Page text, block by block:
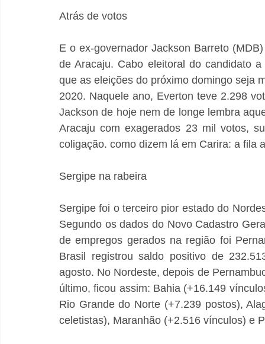
Atrás de votos
E o ex-governador Jackson Barreto
de Aracaju. Cabo eleitoral do candidato
que as eleições do próximo domingo seja
2020. Naquele ano, Everton teve 2.298
Jackson de hoje nem de longe lembra
Aracaju com exagerados 23 mil votos,
coligação. como dizem lá em Carira: a fila
Sergipe na rabeira
Sergipe foi o terceiro pior estado do
Segundo os dados do Novo Cadastro
de empregos gerados na região foi
Brasil registrou saldo positivo de
agosto. No Nordeste, depois de
último, ficou assim: Bahia (+16.149
Rio Grande do Norte (+7.239 postos),
celetistas), Maranhão (+2.516 vínculos) e